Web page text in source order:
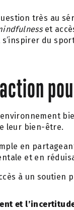
très au
et
du
leur bien-être.
en
et en
à un soutien
et